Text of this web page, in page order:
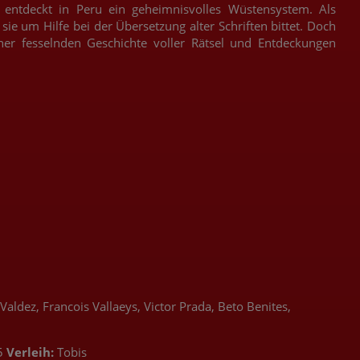
in Peru ein geheimnisvolles Wüstensystem. Als
um Hilfe bei der Übersetzung alter Schriften bittet. Doch
fesselnden Geschichte voller Rätsel und Entdeckungen
Francois Vallaeys, Victor Prada, Beto Benites,
Verleih: Tobis